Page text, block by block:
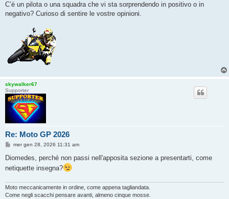
C’è un pilota o una squadra che vi sta sorprendendo in positivo o in
negativo? Curioso di sentire le vostre opinioni.
skywalker67
Supporter
Re: Moto GP 2026
M
s
a
i
o
mer gen 28, 2026 11:31 am
Diomedes, perché non passi nell'apposita sezione a presentarti, come
netiquette insegna?
Moto meccanicamente in ordine, come appena tagliandata.
Come negli scacchi pensare avanti, almeno cinque mosse.